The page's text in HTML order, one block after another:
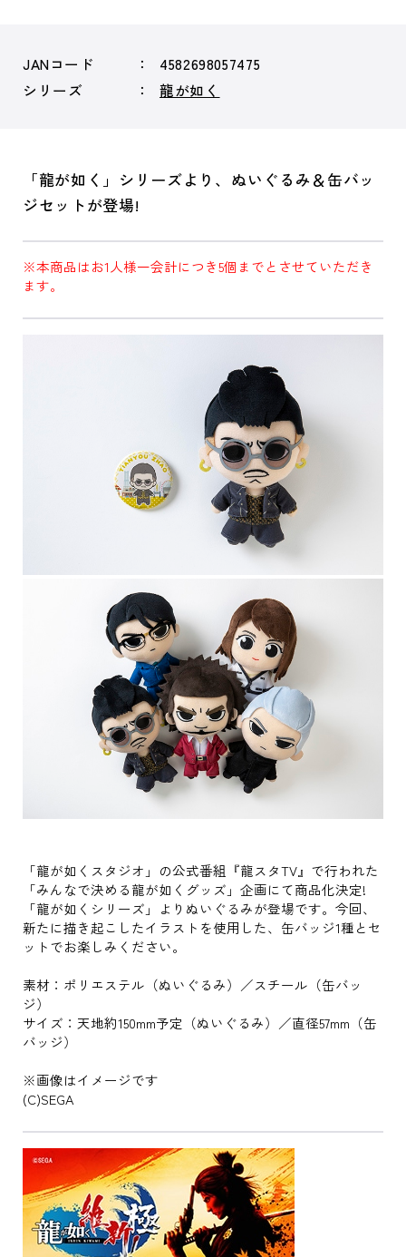
JANコード
4582698057475
シリーズ
龍が如く
「龍が如く」シリーズより、ぬいぐるみ＆缶バッ
ジセットが登場!
※本商品はお1人様一会計につき5個までとさせていただき
ます。
「龍が如くスタジオ」の公式番組『龍スタTV』で行われた
「みんなで決める龍が如くグッズ」企画にて商品化決定!
「龍が如くシリーズ」よりぬいぐるみが登場です。今回、
新たに描き起こしたイラストを使用した、缶バッジ1種とセ
ットでお楽しみください。
素材：ポリエステル（ぬいぐるみ）／スチール（缶バッ
ジ）
サイズ：天地約150mm予定（ぬいぐるみ）／直径57mm（缶
バッジ）
※画像はイメージです
(C)SEGA